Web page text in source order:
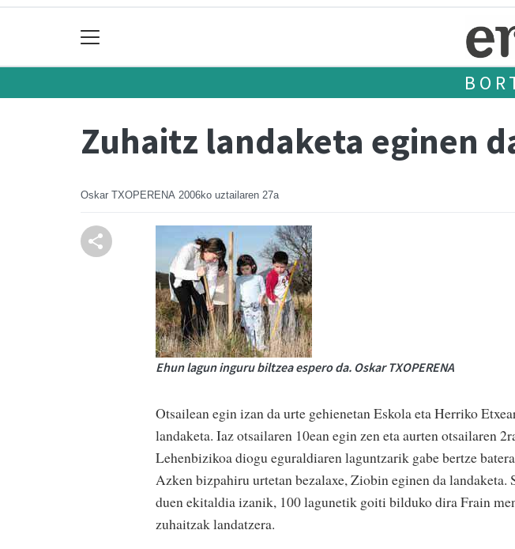
Zuhaitz landaketa eginen
Oskar TXOPERENA 2006ko uztailaren 27a
Ehun lagun inguru biltzea espero da. Oskar TXOPERENA
Otsailean egin izan da urte gehienetan Eskola eta Herriko
landaketa. Iaz otsailaren 10ean egin zen eta aurten otsailaren
Lehenbizikoa diogu eguraldiaren laguntzarik gabe bertze
Azken bizpahiru urtetan bezalaxe, Ziobin eginen da landaketa.
duen ekitaldia izanik, 100 lagunetik goiti bilduko dira Frain
zuhaitzak landatzera.